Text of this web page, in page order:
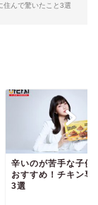
住んで驚いたこと3選
【韓国在住の編集者
選!】ソウルで人生
の写真が撮れる場所